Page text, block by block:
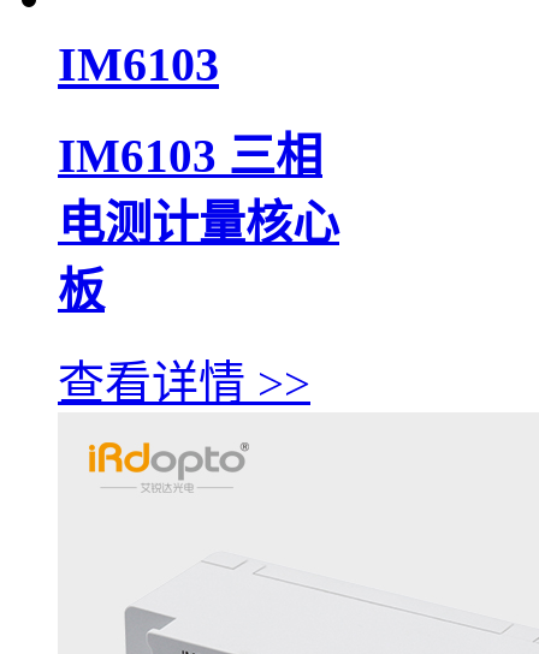
IM6103
IM6103 三相
电测计量核心
板
查看详情 >>